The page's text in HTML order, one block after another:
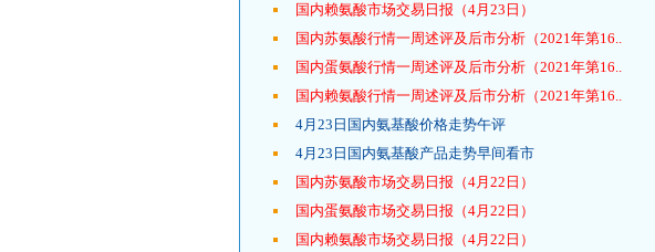
国内赖氨酸市场交易日报（4月23日）
国内苏氨酸行情一周述评及后市分析（2021年第16..
国内蛋氨酸行情一周述评及后市分析（2021年第16..
国内赖氨酸行情一周述评及后市分析（2021年第16..
4月23日国内氨基酸价格走势午评
4月23日国内氨基酸产品走势早间看市
国内苏氨酸市场交易日报（4月22日）
国内蛋氨酸市场交易日报（4月22日）
国内赖氨酸市场交易日报（4月22日）